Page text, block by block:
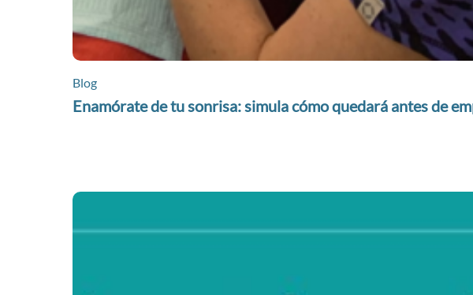
Blog
Enamórate de tu sonrisa: simula cómo quedará antes de